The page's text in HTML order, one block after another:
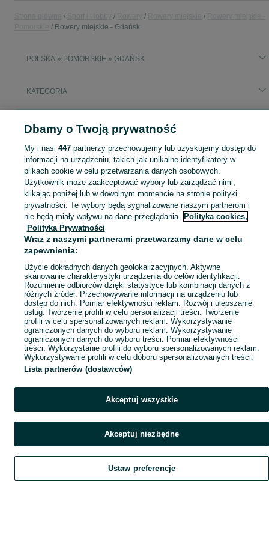
Rowery miejskie - Gdańsk
POLSKA » POMORSKIE » GDAŃSK
KATEGORIA
rower damski riverside rower
Sprzedaż rowerów miejskich Gdańsk ▶️ Aktualne oferty nowe i używane ✅ Szeroki wybór produktów w najlepszych cenach ✌ Sprawdź oferty na OLX.pl!
Mapa kategorii
Mapa miejscowości
Mapa ministron
Popularne wyszukiwania
Szukaj Obserwujesz Dodaj Czat Konto
Dbamy o Twoją prywatność
My i nasi 447partnerzy przechowujemy lub uzyskujemy dostęp do
informacji na urządzeniu, takich jak unikalne identyfikatory w
plikach cookie w celu przetwarzania danych osobowych.
Użytkownik może zaakceptować wybory lub zarządzać nimi,
klikając poniżej lub w dowolnym momencie na stronie polityki
prywatności. Te wybory będą sygnalizowane naszym partnerom i
nie będą miały wpływu na dane przeglądania. Polityka cookies,
Polityka Prywatności
Wraz z naszymi partnerami przetwarzamy dane w celu
zapewnienia:
Użycie dokładnych danych geolokalizacyjnych. Aktywne
skanowanie charakterystyki urządzenia do celów identyfikacji.
Rozumienie odbiorców dzięki statystyce lub kombinacji danych z
różnych źródeł. Przechowywanie informacji na urządzeniu lub
dostęp do nich. Pomiar efektywności reklam. Rozwój i ulepszanie
usług. Tworzenie profili w celu personalizacji treści. Tworzenie
profili w celu spersonalizowanych reklam. Wykorzystywanie
ograniczonych danych do wyboru reklam. Wykorzystywanie
ograniczonych danych do wyboru treści. Pomiar efektywności
treści. Wykorzystanie profili do wyboru spersonalizowanych reklam.
Wykorzystywanie profili w celu doboru spersonalizowanych treści.
Lista partnerów (dostawców)
Akceptuj wszystkie
Akceptuj niezbędne
Ustaw preferencje